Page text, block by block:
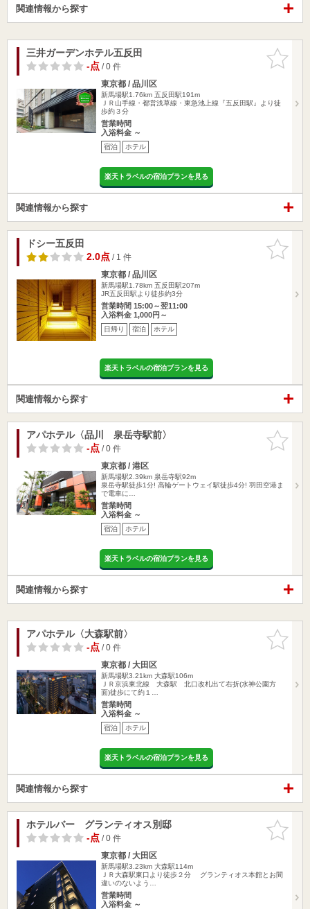
関連情報から探す
お気に入
りに追加
三井ガーデンホテル五反田
-点/ 0 件
東京都 / 品川区
新馬場駅1.76km 五反田駅191m
ＪＲ山手線・都営浅草線・東急池上線『五反田駅』より徒
歩約３分
営業時間
入浴料金 ～
宿泊 ホテル
楽天トラベルの宿泊プランを見る
関連情報から探す
お気に入
りに追加
ドシー五反田
2.0点/ 1 件
東京都 / 品川区
新馬場駅1.78km 五反田駅207m
JR五反田駅より徒歩約3分
営業時間 15:00～翌11:00
入浴料金 1,000円～
日帰り 宿泊 ホテル
楽天トラベルの宿泊プランを見る
関連情報から探す
お気に入
りに追加
アパホテル〈品川 泉岳寺駅前〉
-点/ 0 件
東京都 / 港区
新馬場駅2.39km 泉岳寺駅92m
泉岳寺駅徒歩1分! 高輪ゲートウェイ駅徒歩4分! 羽田空港ま
で電車に…
営業時間
入浴料金 ～
宿泊 ホテル
楽天トラベルの宿泊プランを見る
関連情報から探す
お気に入
りに追加
アパホテル〈大森駅前〉
-点/ 0 件
東京都 / 大田区
新馬場駅3.21km 大森駅106m
ＪＲ京浜東北線 大森駅 北口改札出て右折(水神公園方
面)徒歩にて約１…
営業時間
入浴料金 ～
宿泊 ホテル
楽天トラベルの宿泊プランを見る
関連情報から探す
お気に入
りに追加
ホテルバー グランティオス別邸
-点/ 0 件
東京都 / 大田区
新馬場駅3.23km 大森駅114m
ＪＲ大森駅東口より徒歩２分 グランティオス本館とお間
違いのないよう…
営業時間
入浴料金 ～